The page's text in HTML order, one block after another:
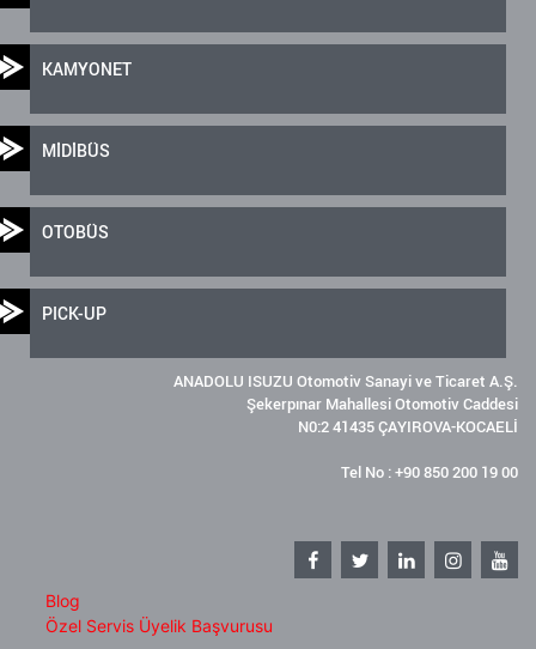
KAMYONET
MİDİBÜS
OTOBÜS
PICK-UP
ANADOLU ISUZU Otomotiv Sanayi ve Ticaret A.Ş.
Şekerpınar Mahallesi Otomotiv Caddesi
N0:2 41435 ÇAYIROVA-KOCAELİ
Tel No : +90 850 200 19 00
Blog
Özel Servis Üyelik Başvurusu